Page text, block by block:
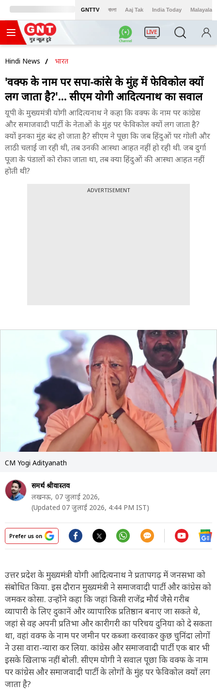
GNTTV বাংলা Aaj Tak India Today Malayalam
LIVE
Hindi News भारत
'वक्फ के नाम पर सपा-कांग्रेस के मुंह में फेविकोल क्यों
लग जाता है?'... सीएम योगी आदित्यनाथ का सवाल
यूपी के मुख्यमंत्री योगी आदित्यनाथ ने कहा कि वक्फ के नाम पर कांग्रेस
और समाजवादी पार्टी के नेताओं के मुंह पर फेविकोल क्यों लग जाता है?
क्यों इनका मुंह बंद हो जाता है? सीएम ने पूछा कि जब हिंदुओं पर गोली और
लाठी चलाई जा रही थी, तब उनकी आस्था आहत नहीं हो रही थी. जब दुर्गा
पूजा के पंडालों को रोका जाता था, तब क्या हिंदुओं की आस्था आहत नहीं
होती थी?
ADVERTISEMENT
CM Yogi Adityanath
समर्थ श्रीवास्तव
लखनऊ, 07 जुलाई 2026,
(Updated 07 जुलाई 2026, 4:44 PM IST)
Prefer us on
उत्तर प्रदेश के मुख्यमंत्री योगी आदित्यनाथ ने प्रतापगढ़ में जनसभा को
संबोधित किया. इस दौरान मुख्यमंत्री ने समाजवादी पार्टी और कांग्रेस को
जमकर कोसा. उन्होंने कहा कि जहां किसी राजेंद्र मौर्य जैसे गरीब
व्यापारी के लिए दुकानें और व्यापारिक प्रतिष्ठान बनाए जा सकते थे,
जहां से वह अपनी प्रतिभा और कारीगरी का परिचय दुनिया को दे सकता
था, वहां वक्फ के नाम पर जमीन पर कब्जा करवाकर कुछ चुनिंदा लोगों
ने उसा वारा-न्यारा कर लिया. कांग्रेस और समाजवादी पार्टी एक बार भी
इसके खिलाफ नहीं बोली. सीएम योगी ने सवाल पूछा कि वक्फ के नाम
पर कांग्रेस और समाजवादी पार्टी के लोगों के मुंह पर फेविकोल क्यों लग
जाता है?